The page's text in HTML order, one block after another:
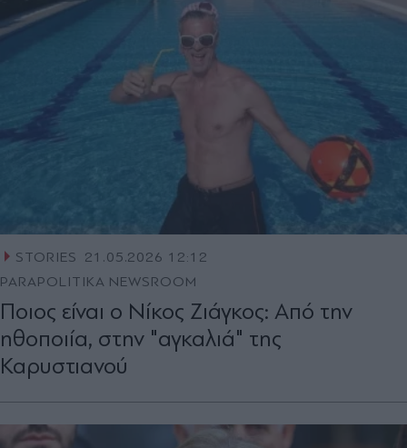
STORIES
21.05.2026 12:12
PARAPOLITIKA NEWSROOM
Ποιος είναι ο Νίκος Ζιάγκος: Από την
ηθοποιία, στην "αγκαλιά" της
Καρυστιανού